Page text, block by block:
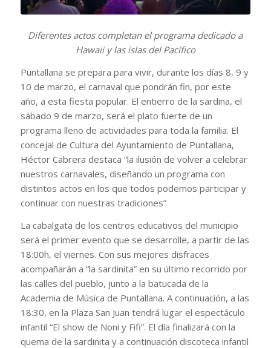
Diferentes actos completan el programa dedicado a
Hawaii y las islas del Pacífico
Puntallana se prepara para vivir, durante los días 8, 9 y
10 de marzo, el carnaval que pondrán fin, por este
año, a esta fiesta popular. El entierro de la sardina, el
sábado 9 de marzo, será el plato fuerte de un
programa lleno de actividades para toda la familia. El
concejal de Cultura del Ayuntamiento de Puntallana,
Héctor Cabrera destaca “la ilusión de volver a celebrar
nuestros carnavales, diseñando un programa con
distintos actos en los que todos podemos participar y
continuar con nuestras tradiciones”
La cabalgata de los centros educativos del municipio
será el primer evento que se desarrolle, a partir de las
18:00h, el viernes. Con sus mejores disfraces
acompañarán a “la sardinita” en su último recorrido por
las calles del pueblo, junto a la batucada de la
Academia de Música de Puntallana. A continuación, a las
18:30, en la Plaza San Juan tendrá lugar el espectáculo
infantil “El show de Noni y Fifi”. El día finalizará con la
quema de la sardinita y a continuación discoteca infantil